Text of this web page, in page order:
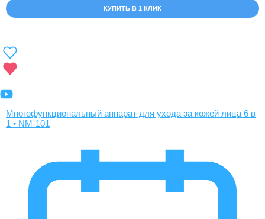
КУПИТЬ В 1 КЛИК
Многофункциональный аппарат для ухода за кожей лица 6 в
1 • NM-101